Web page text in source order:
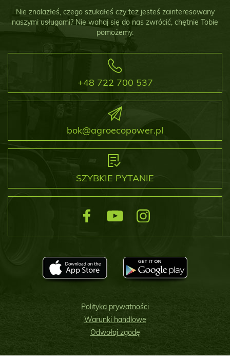
Nie znalazłeś, czego szukałeś czy też jesteś zainteresowany
naszymi usługami? Nie wahaj się do nas zwrócić, chętnie Tobie
pomożemy.
+48 722 700 537
bok@agroecopower.pl
SZYBKIE PYTANIE
Polityka prywatności
Warunki handlowe
Odwołaj zgodę